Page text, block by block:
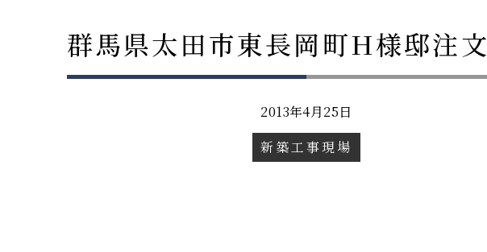
群馬県太田市東長岡町H様邸注
2013年4月25日
新築工事現場